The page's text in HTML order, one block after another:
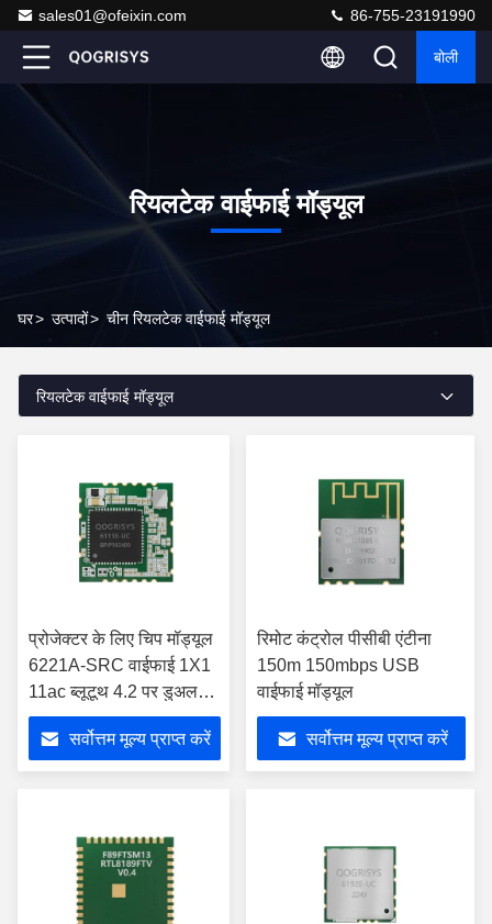
sales01@ofeixin.com 86-755-23191990
बोली
रियलटेक वाईफाई मॉड्यूल
घर> उत्पादों> चीन रियलटेक वाईफाई मॉड्यूल
रियलटेक वाईफाई मॉड्यूल
प्रोजेक्टर के लिए चिप मॉड्यूल
6221A-SRC वाईफाई 1X1
11ac ब्लूटूथ 4.2 पर डुअल
बैंड सिस्टम
सर्वोत्तम मूल्य प्राप्त करें
रिमोट कंट्रोल पीसीबी एंटीना
150m 150mbps USB
वाईफाई मॉड्यूल
सर्वोत्तम मूल्य प्राप्त करें